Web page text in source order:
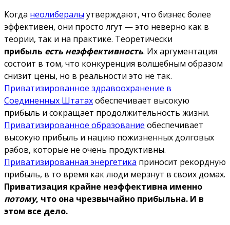
Когда неолибералы утверждают, что бизнес более
эффективен, они просто лгут — это неверно как в
теории, так и на практике. Теоретически
прибыль есть неэффективность. Их аргументация
состоит в том, что конкуренция волшебным образом
снизит цены, но в реальности это не так.
Приватизированное здравоохранение в
Соединенных Штатахобеспечивает высокую
прибыль и сокращает продолжительность жизни.
Приватизированное образование обеспечивает
высокую прибыль и нацию пожизненных долговых
рабов, которые не очень продуктивны.
Приватизированная энергетика приносит рекордную
прибыль, в то время как люди мерзнут в своих домах.
Приватизация крайне неэффективна именно
потому, что она чрезвычайно прибыльна. И в
этом все дело.